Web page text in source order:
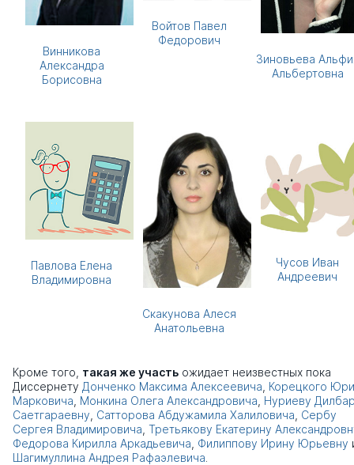
Винникова
Александра
Борисовна
Войтов Павел
Федорович
Зиновьева
Альбертовна
Павлова Елена
Владимировна
Скакунова Алеся
Анатольевна
Чусов Иван
Андреевич
Кроме того, такая же участь ожидает неизвестных пока
Диссернету Донченко Максима Алексеевича Корецкого
Марковича Монкина Олега Александровича Нуриеву
Саетгараевну Сатторова Абдужамила Халиловича Сербу
Сергея Владимировича Третьякову Екатерину
Федорова Кирилла Аркадьевича Филиппову Ирину Юрьевну
Шагимуллина Андрея Рафаэлевича